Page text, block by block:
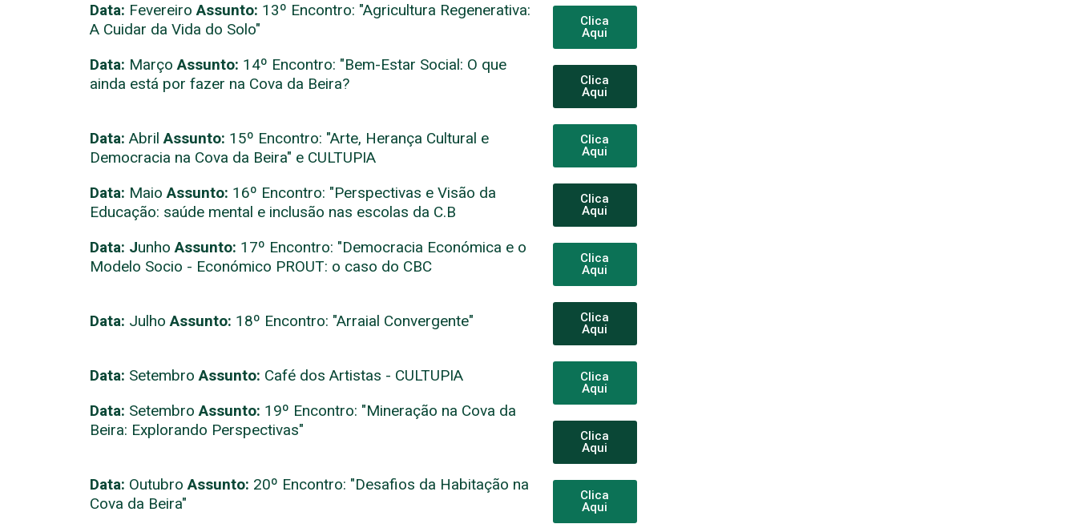
Data: FevereiroAssunto: 13º Encontro: "Agricultura Regenerativa:
A Cuidar da Vida do Solo"
Data: MarçoAssunto: 14º Encontro: "Bem-Estar Social: O que
ainda está por fazer na Cova da Beira?
Data: AbrilAssunto: 15º Encontro: "Arte, Herança Cultural e
Democracia na Cova da Beira" e CULTUPIA
Data: MaioAssunto: 16º Encontro: "Perspectivas e Visão da
Educação: saúde mental e inclusão nas escolas da C.B
Data: JunhoAssunto: 17º Encontro: "Democracia Económica e o
Modelo Socio - Económico PROUT: o caso do CBC
Data: JulhoAssunto: 18º Encontro: "Arraial Convergente"
Data: SetembroAssunto: Café dos Artistas - CULTUPIA
Data: SetembroAssunto: 19º Encontro: "Mineração na Cova da
Beira: Explorando Perspectivas"
Data: OutubroAssunto: 20º Encontro: "Desafios da Habitação na
Cova da Beira"
Clica
Aqui
Clica
Aqui
Clica
Aqui
Clica
Aqui
Clica
Aqui
Clica
Aqui
Clica
Aqui
Clica
Aqui
Clica
Aqui